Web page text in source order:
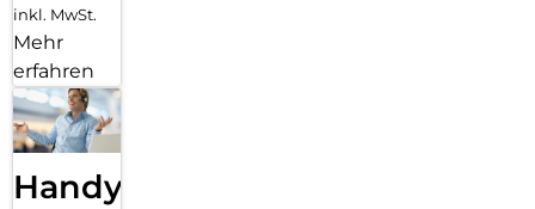
inkl. MwSt.
Mehr
erfahren
Handy